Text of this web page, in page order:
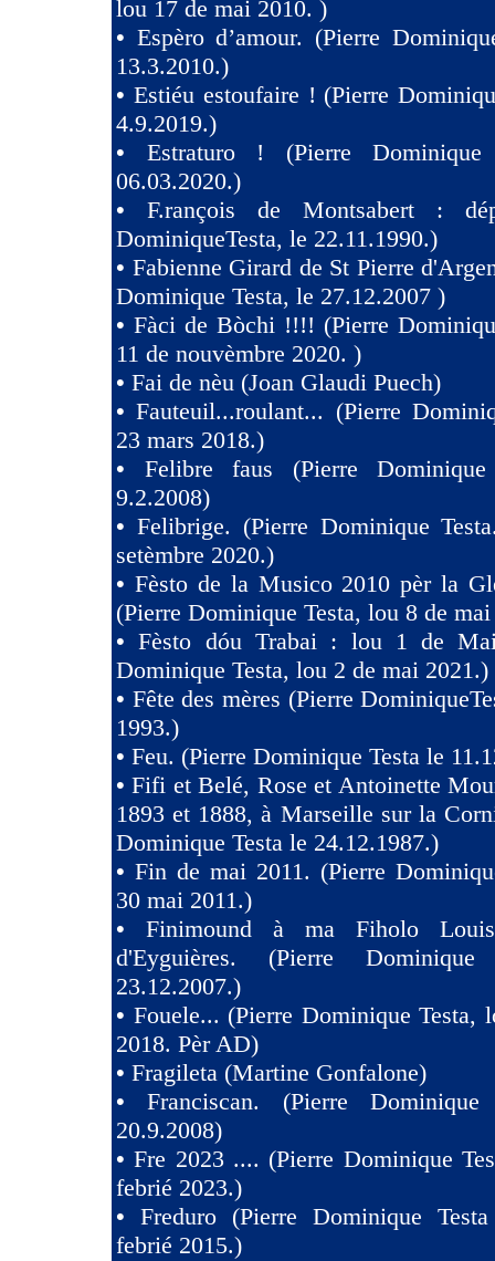
lou 17 de mai 2010. )
• Espèro d’amour. (Pierre
13.3.2010.)
• Estiéu estoufaire ! (Pierre
4.9.2019.)
• Estraturo ! (Pierre
06.03.2020.)
• F.rançois de Montsabert :
DominiqueTesta, le 22.11.1990.)
• Fabienne Girard de St Pierre
Dominique Testa, le 27.12.2007 )
• Fàci de Bòchi !!!! (Pierre
11 de nouvèmbre 2020. )
• Fai de nèu (Joan Glaudi Puech)
•Fauteuil...roulant... (Pierre
23 mars 2018.)
• Felibre faus (Pierre
9.2.2008)
• Felibrige. (Pierre Dominique
setèmbre 2020.)
• Fèsto de la Musico 2010 pèr la
(Pierre Dominique Testa, lou 8 de
•Fèsto dóu Trabai : lou 1 de
Dominique Testa, lou 2 de mai 2021.)
• Fête des mères (Pierre
1993.)
• Feu. (Pierre Dominique Testa le
•Fifi et Belé, Rose et Antoinette
1893 et 1888, à Marseille sur la
Dominique Testa le 24.12.1987.)
• Fin de mai 2011. (Pierre
30 mai 2011.)
• Finimound à ma Fiholo
d'Eyguières. (Pierre
23.12.2007.)
• Fouele... (Pierre Dominique Testa,
2018. Pèr AD)
• Fragileta (Martine Gonfalone)
•Franciscan. (Pierre
20.9.2008)
•Fre 2023 .... (Pierre Dominique
febrié 2023.)
• Freduro (Pierre Dominique
febrié 2015.)